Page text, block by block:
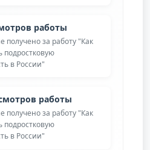
работы
получено за работу "Как
подростковую
в России"
работы
получено за работу "Как
подростковую
в России"